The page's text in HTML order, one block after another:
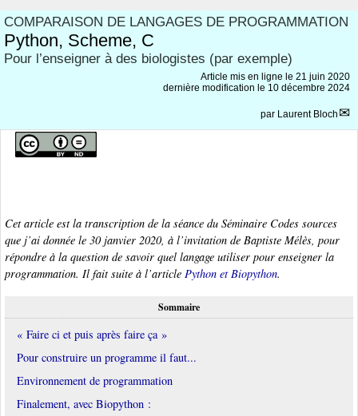
COMPARAISON DE LANGAGES DE PROGRAMMATION
Python, Scheme, C
Pour l’enseigner à des biologistes (par exemple)
Article mis en ligne le 21 juin 2020
dernière modification le 10 décembre 2024
par Laurent Bloch
Cet article est la transcription de la séance du Séminaire Codes sources
que j’ai donnée le 30 janvier 2020, à l’invitation de Baptiste Mélès, pour
répondre à la question de savoir quel langage utiliser pour enseigner la
programmation. Il fait suite à l’article Python et Biopython.
Sommaire
« Faire ci et puis après faire ça »
Pour construire un programme il faut...
Environnement de programmation
Finalement, avec Biopython :